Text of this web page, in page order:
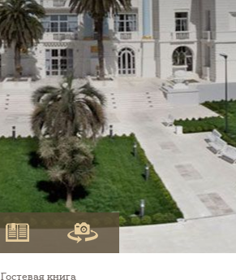
Гостевая книга